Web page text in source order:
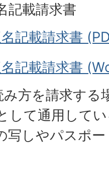
記載請求書
名記載請求書
名記載請求書
方を請求する
して通用して
写しやパスポ